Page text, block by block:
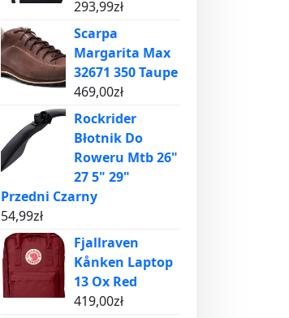
293,99zł
Scarpa
Margarita Max
32671 350 Taupe
469,00zł
Rockrider
Błotnik Do
Roweru Mtb 26"
27 5" 29"
Przedni Czarny
54,99zł
Fjallraven
Kånken Laptop
13 Ox Red
419,00zł